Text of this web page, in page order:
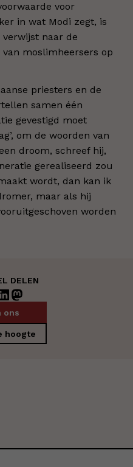
voor
in wat Modi zegt, is
verwijst naar de
moslimheersers op
priesters en de
samen één
gevestigd moet
om de woorden van
droom, schreef hij,
gerealiseerd zou
wordt, dan kan ik
maar als hij
worden
DELEN
ons
hoogte